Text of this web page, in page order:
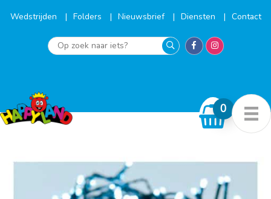
naarWedstrijden Folders Nieuwsbrief Diensten Contact
Op